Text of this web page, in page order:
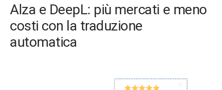
Alza e DeepL: più mercati e meno
costi con la traduzione
automatica